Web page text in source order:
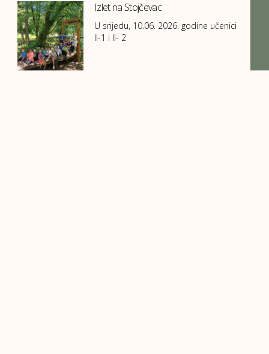
Izlet na Stojčevac
U srijedu, 10.06. 2026. godine učenici
II-1 i II- 2